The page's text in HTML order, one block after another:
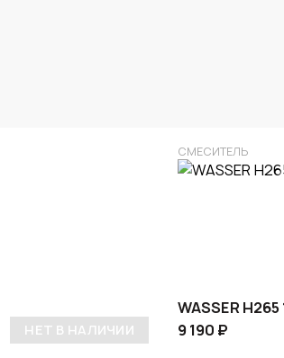
НЕТ В НАЛИЧИИ
СМЕСИТЕЛЬ
WASSER H265
9 190 ₽